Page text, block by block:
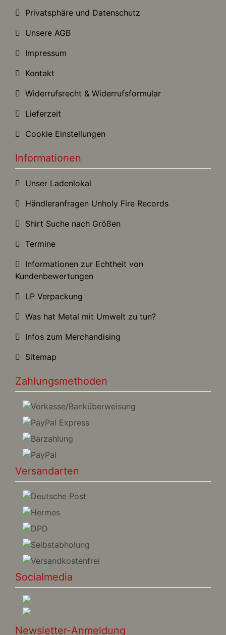
Privatsphäre und Datenschutz
Unsere AGB
Impressum
Kontakt
Widerrufsrecht & Widerrufsformular
Lieferzeit
Cookie Einstellungen
Informationen
Unser Ladenlokal
Händleranfragen Unholy Fire Records
Shirt Suche nach Größen
Termine
Informationen zur Echtheit von
Kundenbewertungen
LP Verpackung
Was hat Metal mit Umwelt zu tun?
Infos zum Merchandising
Sitemap
Zahlungsmethoden
Versandarten
Socialmedia
Newsletter-Anmeldung